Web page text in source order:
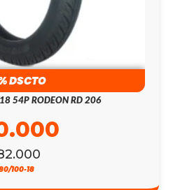
DSCTO
54P RODEON RD 206
100-18